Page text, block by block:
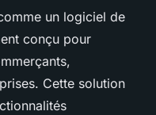
un logiciel de
conçu pour
Cette solution